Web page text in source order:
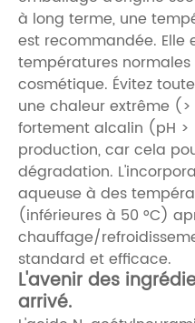
à long terme, une
est recommandée. Elle
températures
cosmétique. Évitez
une chaleur extrême
fortement alcalin (pH
production, car cela
dégradation.
aqueuse à des
(inférieures à 50 °C)
chauffage/
standard et efficace.
L'avenir des
arrivé.